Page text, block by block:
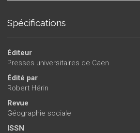
Spécifications
Éditeur
Presses universitaires de Caen
Édité par
Robert Hérin
Revue
Géographie sociale
ISSN